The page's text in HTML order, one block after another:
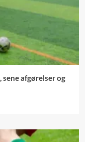
sene afgørelser og